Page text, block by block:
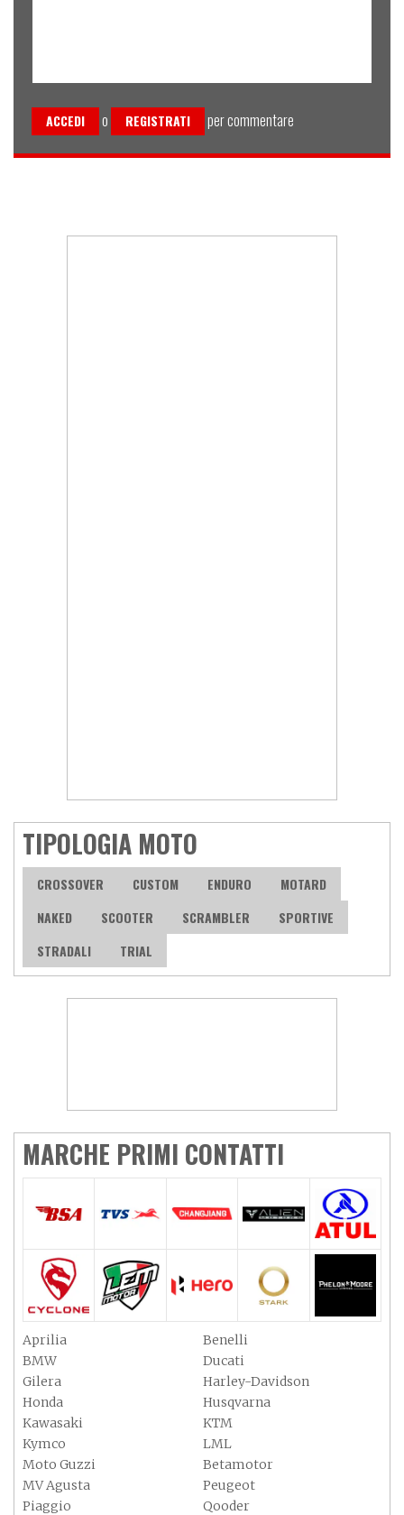
ACCEDI o REGISTRATI per commentare
TIPOLOGIA MOTO
CROSSOVER CUSTOM ENDURO
MOTARD
NAKED
SCOOTER SCRAMBLER
SPORTIVE
STRADALI
TRIAL
MARCHE PRIMI CONTATTI
Aprilia
Benelli
BMW
Ducati
Gilera
Harley-Davidson
Honda
Husqvarna
Kawasaki
KTM
Kymco
LML
Moto Guzzi
Betamotor
MV Agusta
Peugeot
Piaggio
Qooder